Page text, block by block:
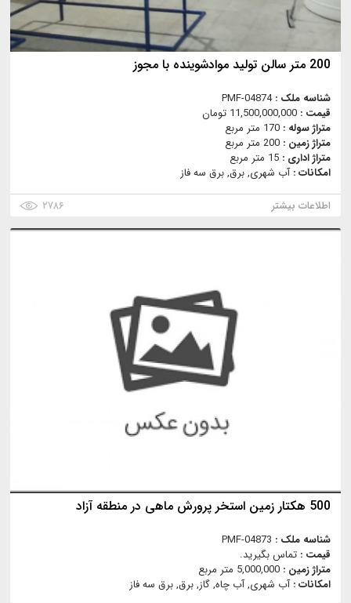
200 متر سالن تولید موادشوینده با مجوز
شناسه ملک :PMF-04874
قیمت : 11,500,000,000 تومان
متراژ سوله : 170 متر مربع
متراژ زمین : 200 متر مربع
متراژ اداری : 15 متر مربع
امکانات :آب شهری, برق, برق سه فاز
اطلاعات بیشتر
۲۷۸۶
500 هکتار زمین استخر پرورش ماهی در منطقه آزاد
شناسه ملک : PMF-04873
قیمت : تماس بگیرید.
متراژ زمین : 5,000,000 متر مربع
امکانات :آب شهری, آب چاه, گاز, برق, برق سه فاز